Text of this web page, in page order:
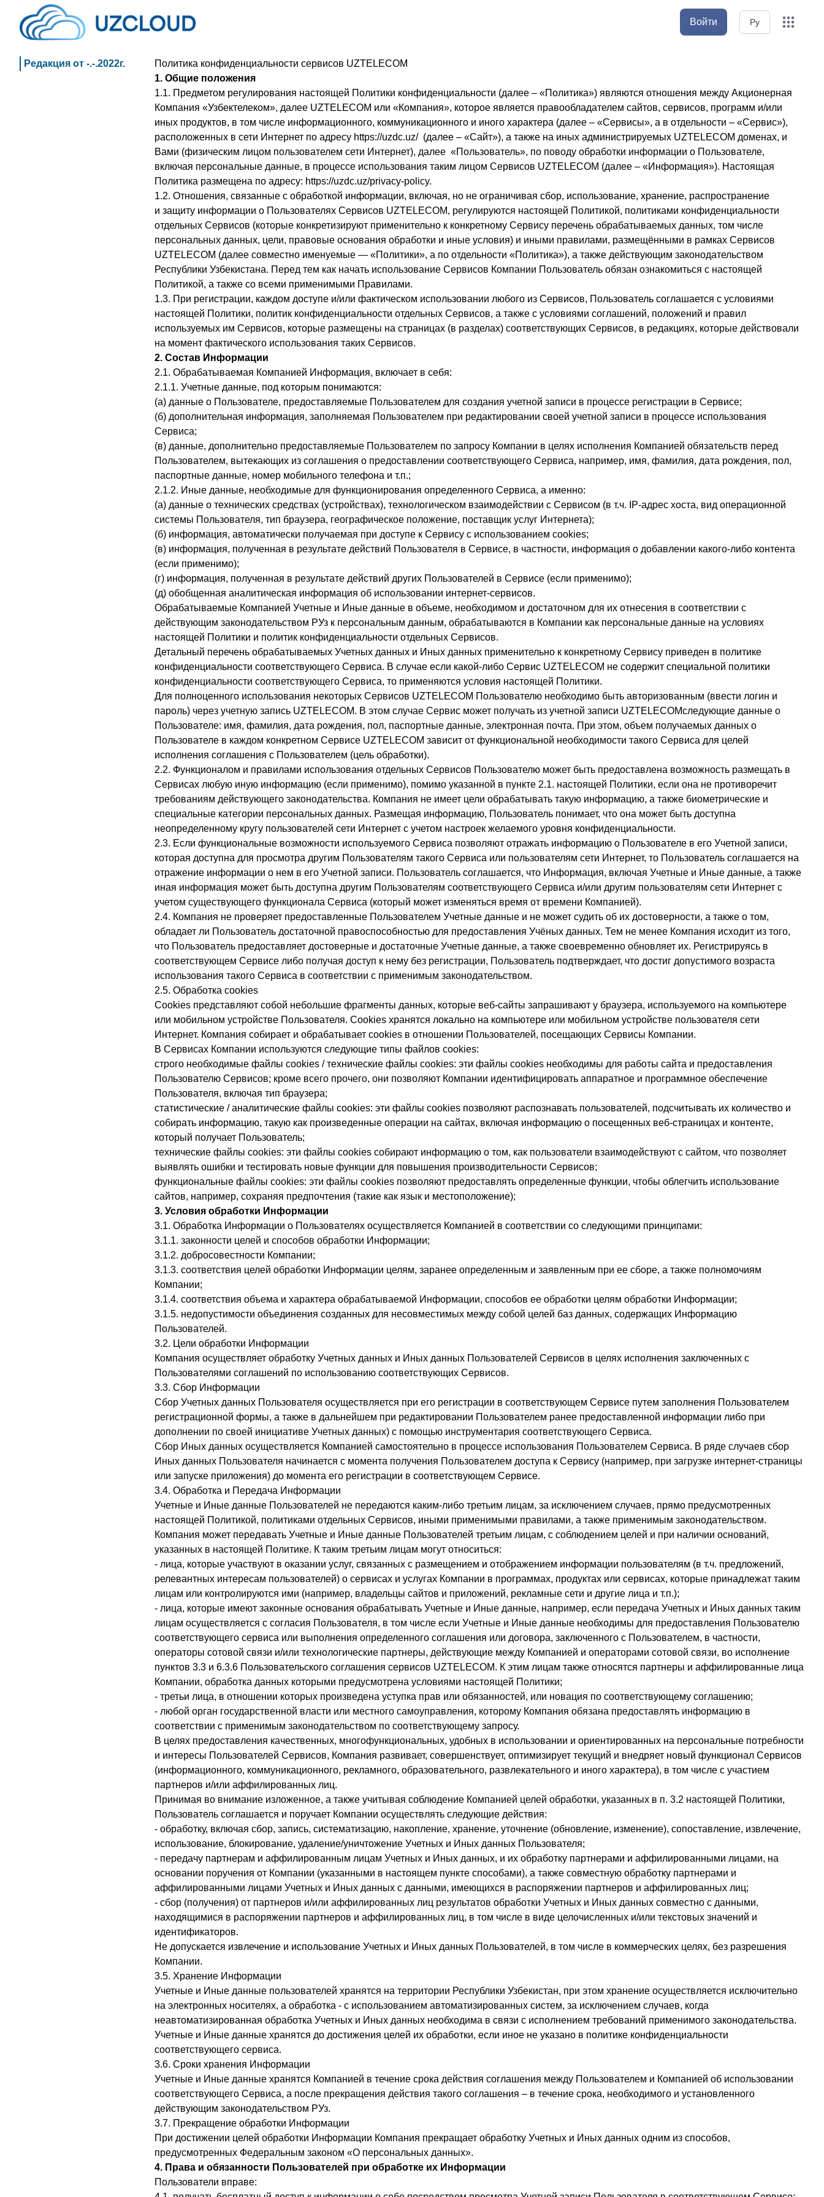
Войти Ру
Редакция от -.-.2022г.
Политика конфиденциальности сервисов UZTELECOM
1. Общие положения
1.1. Предметом регулирования настоящей Политики конфиденциальности (далее – «Политика») являются отношения между Акционерная
Компания «Узбектелеком», далее UZTELECOM или «Компания», которое является правообладателем сайтов, сервисов, программ и/или
иных продуктов, в том числе информационного, коммуникационного и иного характера (далее – «Сервисы», а в отдельности – «Сервис»),
расположенных в сети Интернет по адресу https://uzdc.uz/ (далее – «Сайт»), а также на иных администрируемых UZTELECOM доменах, и
Вами (физическим лицом пользователем сети Интернет), далее «Пользователь», по поводу обработки информации о Пользователе,
включая персональные данные, в процессе использования таким лицом Сервисов UZTELECOM (далее – «Информация»). Настоящая
Политика размещена по адресу: https://uzdc.uz/privacy-policy.
1.2. Отношения, связанные с обработкой информации, включая, но не ограничивая сбор, использование, хранение, распространение
и защиту информации о Пользователях Сервисов UZTELECOM, регулируются настоящей Политикой, политиками конфиденциальности
отдельных Сервисов (которые конкретизируют применительно к конкретному Сервису перечень обрабатываемых данных, том числе
персональных данных, цели, правовые основания обработки и иные условия) и иными правилами, размещёнными в рамках Сервисов
UZTELECOM (далее совместно именуемые — «Политики», а по отдельности «Политика»), а также действующим законодательством
Республики Узбекистана. Перед тем как начать использование Сервисов Компании Пользователь обязан ознакомиться с настоящей
Политикой, а также со всеми применимыми Правилами.
1.3. При регистрации, каждом доступе и/или фактическом использовании любого из Сервисов, Пользователь соглашается с условиями
настоящей Политики, политик конфиденциальности отдельных Сервисов, а также с условиями соглашений, положений и правил
используемых им Сервисов, которые размещены на страницах (в разделах) соответствующих Сервисов, в редакциях, которые действовали
на момент фактического использования таких Сервисов.
2. Состав Информации
2.1. Обрабатываемая Компанией Информация, включает в себя:
2.1.1. Учетные данные, под которым понимаются:
(а) данные о Пользователе, предоставляемые Пользователем для создания учетной записи в процессе регистрации в Сервисе;
(б) дополнительная информация, заполняемая Пользователем при редактировании своей учетной записи в процессе использования
Сервиса;
(в) данные, дополнительно предоставляемые Пользователем по запросу Компании в целях исполнения Компанией обязательств перед
Пользователем, вытекающих из соглашения о предоставлении соответствующего Сервиса, например, имя, фамилия, дата рождения, пол,
паспортные данные, номер мобильного телефона и т.п.;
2.1.2. Иные данные, необходимые для функционирования определенного Сервиса, а именно:
(а) данные о технических средствах (устройствах), технологическом взаимодействии с Сервисом (в т.ч. IP-адрес хоста, вид операционной
системы Пользователя, тип браузера, географическое положение, поставщик услуг Интернета);
(б) информация, автоматически получаемая при доступе к Сервису с использованием cookies;
(в) информация, полученная в результате действий Пользователя в Сервисе, в частности, информация о добавлении какого-либо контента
(если применимо);
(г) информация, полученная в результате действий других Пользователей в Сервисе (если применимо);
(д) обобщенная аналитическая информация об использовании интернет-сервисов.
Обрабатываемые Компанией Учетные и Иные данные в объеме, необходимом и достаточном для их отнесения в соответствии с
действующим законодательством РУз к персональным данным, обрабатываются в Компании как персональные данные на условиях
настоящей Политики и политик конфиденциальности отдельных Сервисов.
Детальный перечень обрабатываемых Учетных данных и Иных данных применительно к конкретному Сервису приведен в политике
конфиденциальности соответствующего Сервиса. В случае если какой-либо Сервис UZTELECOM не содержит специальной политики
конфиденциальности соответствующего Сервиса, то применяются условия настоящей Политики.
Для полноценного использования некоторых Сервисов UZTELECOM Пользователю необходимо быть авторизованным (ввести логин и
пароль) через учетную запись UZTELECOM. В этом случае Сервис может получать из учетной записи UZTELECOMследующие данные о
Пользователе: имя, фамилия, дата рождения, пол, паспортные данные, электронная почта. При этом, объем получаемых данных о
Пользователе в каждом конкретном Сервисе UZTELECOM зависит от функциональной необходимости такого Сервиса для целей
исполнения соглашения с Пользователем (цель обработки).
2.2. Функционалом и правилами использования отдельных Сервисов Пользователю может быть предоставлена возможность размещать в
Сервисах любую иную информацию (если применимо), помимо указанной в пункте 2.1. настоящей Политики, если она не противоречит
требованиям действующего законодательства. Компания не имеет цели обрабатывать такую информацию, а также биометрические и
специальные категории персональных данных. Размещая информацию, Пользователь понимает, что она может быть доступна
неопределенному кругу пользователей сети Интернет с учетом настроек желаемого уровня конфиденциальности.
2.3. Если функциональные возможности используемого Сервиса позволяют отражать информацию о Пользователе в его Учетной записи,
которая доступна для просмотра другим Пользователям такого Сервиса или пользователям сети Интернет, то Пользователь соглашается на
отражение информации о нем в его Учетной записи. Пользователь соглашается, что Информация, включая Учетные и Иные данные, а также
иная информация может быть доступна другим Пользователям соответствующего Сервиса и/или другим пользователям сети Интернет с
учетом существующего функционала Сервиса (который может изменяться время от времени Компанией).
2.4. Компания не проверяет предоставленные Пользователем Учетные данные и не может судить об их достоверности, а также о том,
обладает ли Пользователь достаточной правоспособностью для предоставления Учёных данных. Тем не менее Компания исходит из того,
что Пользователь предоставляет достоверные и достаточные Учетные данные, а также своевременно обновляет их. Регистрируясь в
соответствующем Сервисе либо получая доступ к нему без регистрации, Пользователь подтверждает, что достиг допустимого возраста
использования такого Сервиса в соответствии с применимым законодательством.
2.5. Обработка cookies
Сookies представляют собой небольшие фрагменты данных, которые веб-сайты запрашивают у браузера, используемого на компьютере
или мобильном устройстве Пользователя. Сookies хранятся локально на компьютере или мобильном устройстве пользователя сети
Интернет. Компания собирает и обрабатывает cookies в отношении Пользователей, посещающих Сервисы Компании.
В Сервисах Компании используются следующие типы файлов cookies:
строго необходимые файлы cookies / технические файлы cookies: эти файлы cookies необходимы для работы сайта и предоставления
Пользователю Сервисов; кроме всего прочего, они позволяют Компании идентифицировать аппаратное и программное обеспечение
Пользователя, включая тип браузера;
статистические / аналитические файлы cookies: эти файлы cookies позволяют распознавать пользователей, подсчитывать их количество и
собирать информацию, такую как произведенные операции на сайтах, включая информацию о посещенных веб-страницах и контенте,
который получает Пользователь;
технические файлы cookies: эти файлы cookies собирают информацию о том, как пользователи взаимодействуют с сайтом, что позволяет
выявлять ошибки и тестировать новые функции для повышения производительности Сервисов;
функциональные файлы cookies: эти файлы cookies позволяют предоставлять определенные функции, чтобы облегчить использование
сайтов, например, сохраняя предпочтения (такие как язык и местоположение);
3. Условия обработки Информации
3.1. Обработка Информации о Пользователях осуществляется Компанией в соответствии со следующими принципами:
3.1.1. законности целей и способов обработки Информации;
3.1.2. добросовестности Компании;
3.1.3. соответствия целей обработки Информации целям, заранее определенным и заявленным при ее сборе, а также полномочиям
Компании;
3.1.4. соответствия объема и характера обрабатываемой Информации, способов ее обработки целям обработки Информации;
3.1.5. недопустимости объединения созданных для несовместимых между собой целей баз данных, содержащих Информацию
Пользователей.
3.2. Цели обработки Информации
Компания осуществляет обработку Учетных данных и Иных данных Пользователей Сервисов в целях исполнения заключенных с
Пользователями соглашений по использованию соответствующих Сервисов.
3.3. Сбор Информации
Сбор Учетных данных Пользователя осуществляется при его регистрации в соответствующем Сервисе путем заполнения Пользователем
регистрационной формы, а также в дальнейшем при редактировании Пользователем ранее предоставленной информации либо при
дополнении по своей инициативе Учетных данных) с помощью инструментария соответствующего Сервиса.
Сбор Иных данных осуществляется Компанией самостоятельно в процессе использования Пользователем Сервиса. В ряде случаев сбор
Иных данных Пользователя начинается с момента получения Пользователем доступа к Сервису (например, при загрузке интернет-страницы
или запуске приложения) до момента его регистрации в соответствующем Сервисе.
3.4. Обработка и Передача Информации
Учетные и Иные данные Пользователей не передаются каким-либо третьим лицам, за исключением случаев, прямо предусмотренных
настоящей Политикой, политиками отдельных Сервисов, иными применимыми правилами, а также применимым законодательством.
Компания может передавать Учетные и Иные данные Пользователей третьим лицам, с соблюдением целей и при наличии оснований,
указанных в настоящей Политике. К таким третьим лицам могут относиться:
- лица, которые участвуют в оказании услуг, связанных с размещением и отображением информации пользователям (в т.ч. предложений,
релевантных интересам пользователей) о сервисах и услугах Компании в программах, продуктах или сервисах, которые принадлежат таким
лицам или контролируются ими (например, владельцы сайтов и приложений, рекламные сети и другие лица и т.п.);
- лица, которые имеют законные основания обрабатывать Учетные и Иные данные, например, если передача Учетных и Иных данных таким
лицам осуществляется с согласия Пользователя, в том числе если Учетные и Иные данные необходимы для предоставления Пользователю
соответствующего сервиса или выполнения определенного соглашения или договора, заключенного с Пользователем, в частности,
операторы сотовой связи и/или технологические партнеры, действующие между Компанией и операторами сотовой связи, во исполнение
пунктов 3.3 и 6.3.6 Пользовательского соглашения сервисов UZTELECOM. К этим лицам также относятся партнеры и аффилированные лица
Компании, обработка данных которыми предусмотрена условиями настоящей Политики;
- третьи лица, в отношении которых произведена уступка прав или обязанностей, или новация по соответствующему соглашению;
- любой орган государственной власти или местного самоуправления, которому Компания обязана предоставлять информацию в
соответствии с применимым законодательством по соответствующему запросу.
В целях предоставления качественных, многофункциональных, удобных в использовании и ориентированных на персональные потребности
и интересы Пользователей Сервисов, Компания развивает, совершенствует, оптимизирует текущий и внедряет новый функционал Сервисов
(информационного, коммуникационного, рекламного, образовательного, развлекательного и иного характера), в том числе с участием
партнеров и/или аффилированных лиц.
Принимая во внимание изложенное, а также учитывая соблюдение Компанией целей обработки, указанных в п. 3.2 настоящей Политики,
Пользователь соглашается и поручает Компании осуществлять следующие действия:
- обработку, включая сбор, запись, систематизацию, накопление, хранение, уточнение (обновление, изменение), сопоставление, извлечение,
использование, блокирование, удаление/уничтожение Учетных и Иных данных Пользователя;
- передачу партнерам и аффилированным лицам Учетных и Иных данных, и их обработку партнерами и аффилированными лицами, на
основании поручения от Компании (указанными в настоящем пункте способами), а также совместную обработку партнерами и
аффилированными лицами Учетных и Иных данных с данными, имеющихся в распоряжении партнеров и аффилированных лиц;
- сбор (получения) от партнеров и/или аффилированных лиц результатов обработки Учетных и Иных данных совместно с данными,
находящимися в распоряжении партнеров и аффилированных лиц, в том числе в виде целочисленных и/или текстовых значений и
идентификаторов.
Не допускается извлечение и использование Учетных и Иных данных Пользователей, в том числе в коммерческих целях, без разрешения
Компании.
3.5. Хранение Информации
Учетные и Иные данные пользователей хранятся на территории Республики Узбекистан, при этом хранение осуществляется исключительно
на электронных носителях, а обработка - с использованием автоматизированных систем, за исключением случаев, когда
неавтоматизированная обработка Учетных и Иных данных необходима в связи с исполнением требований применимого законодательства.
Учетные и Иные данные хранятся до достижения целей их обработки, если иное не указано в политике конфиденциальности
соответствующего сервиса.
3.6. Сроки хранения Информации
Учетные и Иные данные хранятся Компанией в течение срока действия соглашения между Пользователем и Компанией об использовании
соответствующего Сервиса, а после прекращения действия такого соглашения – в течение срока, необходимого и установленного
действующим законодательством РУз.
3.7. Прекращение обработки Информации
При достижении целей обработки Информации Компания прекращает обработку Учетных и Иных данных одним из способов,
предусмотренных Федеральным законом «О персональных данных».
4. Права и обязанности Пользователей при обработке их Информации
Пользователи вправе: